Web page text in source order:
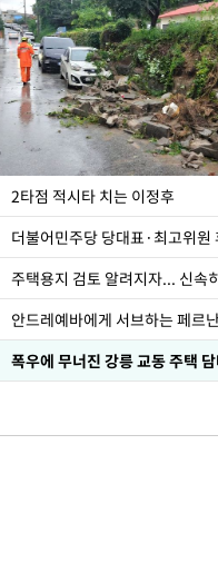
2타점 적시타 치는 이정후
안드레예바에게 서브하는 페르
폭우에 무너진 강릉 교동 주택